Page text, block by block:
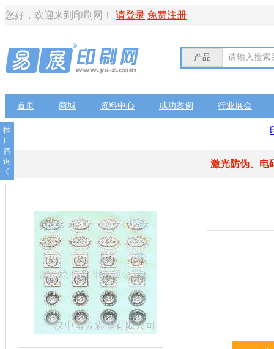
您好，欢迎来到印刷网！ 请登录 免费注册
产品 请输入搜索
首页 商城 资料中心 成功案例 行业展会
激光防伪、电
推
广
咨
询
《